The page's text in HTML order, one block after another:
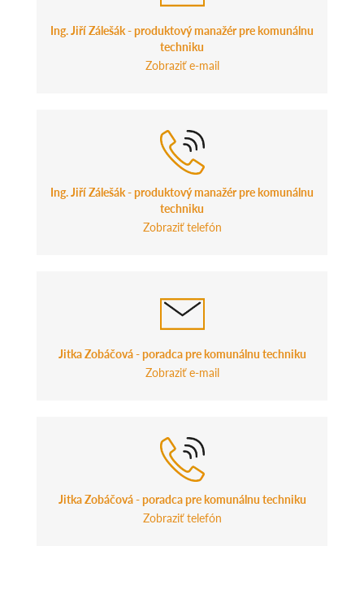
Ing. Jiří Zálešák - produktový manažér pre komunálnu
techniku
Zobraziť e-mail
Ing. Jiří Zálešák - produktový manažér pre komunálnu
techniku
Zobraziť telefón
Jitka Zobáčová - poradca pre komunálnu techniku
Zobraziť e-mail
Jitka Zobáčová - poradca pre komunálnu techniku
Zobraziť telefón